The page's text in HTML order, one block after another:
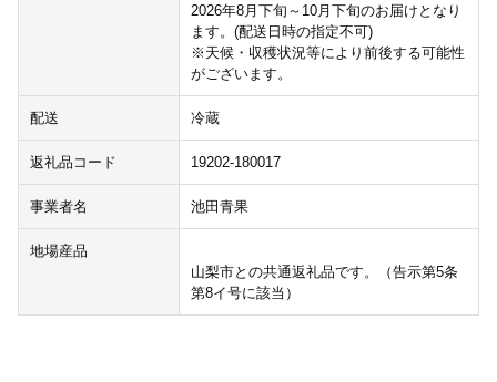
2026年8月下旬～10月下旬のお届けとなり
ます。(配送日時の指定不可)
※天候・収穫状況等により前後する可能性
がございます。
配送 冷蔵
返礼品コード 19202-180017
事業者名 池田青果
地場産品
山梨市との共通返礼品です。（告示第5条
第8イ号に該当）